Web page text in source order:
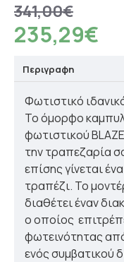
235,29€
341,00€
Περιγραφη
Φωτιστικό
Το όμορφο
φωτιστικού
την τραπεζαρία
επίσης γίνεται
τραπέζι. Το
διαθέτει έναν
ο οποίος
φωτεινότητας
ενός συμβατικού